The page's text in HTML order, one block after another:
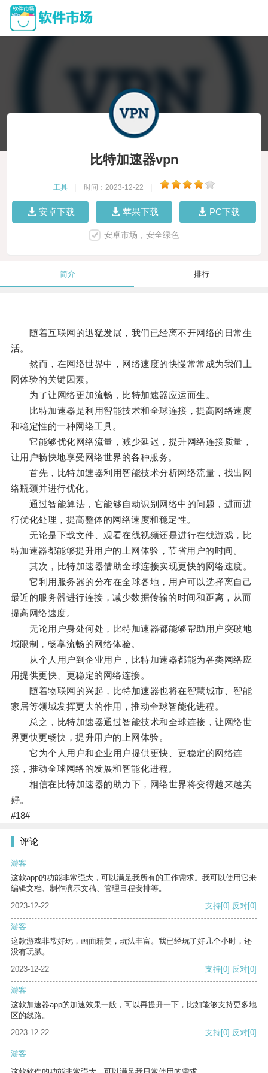
比特加速器vpn
工具 时间：2023-12-22
安卓下载 苹果下载 PC下载
安卓市场，安全绿色
简介 排行
随着互联网的迅猛发展，我们已经离不开网络的日常生
活。
然而，在网络世界中，网络速度的快慢常常成为我们上
网体验的关键因素。
为了让网络更加流畅，比特加速器应运而生。
比特加速器是利用智能技术和全球连接，提高网络速度
和稳定性的一种网络工具。
它能够优化网络流量，减少延迟，提升网络连接质量，
让用户畅快地享受网络世界的各种服务。
首先，比特加速器利用智能技术分析网络流量，找出网
络瓶颈并进行优化。
通过智能算法，它能够自动识别网络中的问题，进而进
行优化处理，提高整体的网络速度和稳定性。
无论是下载文件、观看在线视频还是进行在线游戏，比
特加速器都能够提升用户的上网体验，节省用户的时间。
其次，比特加速器借助全球连接实现更快的网络速度。
它利用服务器的分布在全球各地，用户可以选择离自己
最近的服务器进行连接，减少数据传输的时间和距离，从而
提高网络速度。
无论用户身处何处，比特加速器都能够帮助用户突破地
域限制，畅享流畅的网络体验。
从个人用户到企业用户，比特加速器都能为各类网络应
用提供更快、更稳定的网络连接。
随着物联网的兴起，比特加速器也将在智慧城市、智能
家居等领域发挥更大的作用，推动全球智能化进程。
总之，比特加速器通过智能技术和全球连接，让网络世
界更快更畅快，提升用户的上网体验。
它为个人用户和企业用户提供更快、更稳定的网络连
接，推动全球网络的发展和智能化进程。
相信在比特加速器的助力下，网络世界将变得越来越美
好。
#18#
评论
游客
这款app的功能非常强大，可以满足我所有的工作需求。我可以使用它来
编辑文档、制作演示文稿、管理日程安排等。
2023-12-22
支持[0] 反对[0]
游客
这款游戏非常好玩，画面精美，玩法丰富。我已经玩了好几个小时，还
没有玩腻。
2023-12-22
支持[0] 反对[0]
游客
这款加速器app的加速效果一般，可以再提升一下，比如能够支持更多地
区的线路。
2023-12-22
支持[0] 反对[0]
游客